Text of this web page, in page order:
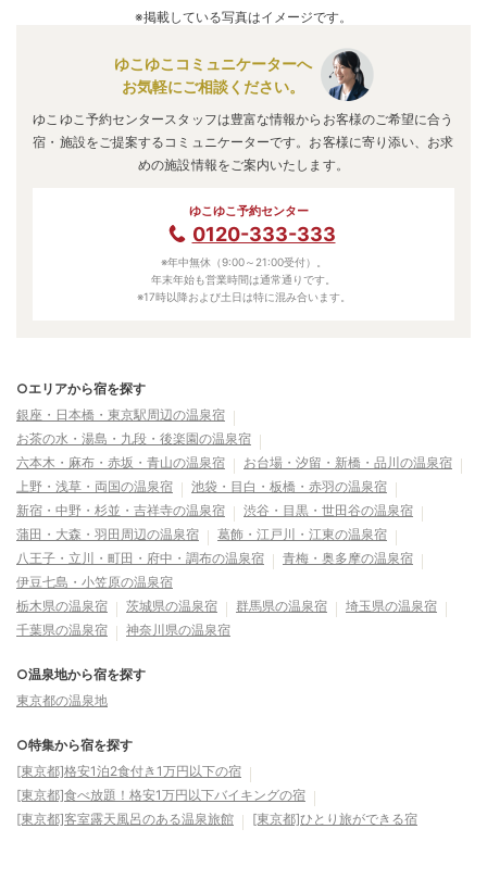
の旅館・ホテルがお得な価格で泊まれる宿泊先です。
※掲載している写真はイメージです。
ゆこゆこコミュニケーターへ
お気軽にご相談ください。
ゆこゆこ予約センタースタッフは豊富な情報からお客様のご希望に合う
宿・施設をご提案するコミュニケーターです。お客様に寄り添い、お求
めの施設情報をご案内いたします。
ゆこゆこ予約センター
0120-333-333
※年中無休（9:00～21:00受付）。
年末年始も営業時間は通常通りです。
※17時以降および土日は特に混み合います。
○エリアから宿を探す
銀座・日本橋・東京駅周辺の温泉宿
お茶の水・湯島・九段・後楽園の温泉宿
六本木・麻布・赤坂・青山の温泉宿
お台場・汐留・新橋・品川の温泉宿
上野・浅草・両国の温泉宿
池袋・目白・板橋・赤羽の温泉宿
新宿・中野・杉並・吉祥寺の温泉宿
渋谷・目黒・世田谷の温泉宿
蒲田・大森・羽田周辺の温泉宿
葛飾・江戸川・江東の温泉宿
八王子・立川・町田・府中・調布の温泉宿
青梅・奥多摩の温泉宿
伊豆七島・小笠原の温泉宿
栃木県の温泉宿
茨城県の温泉宿 群馬県の温泉宿
埼玉県の温泉宿
千葉県の温泉宿
神奈川県の温泉宿
○温泉地から宿を探す
東京都の温泉地
○特集から宿を探す
[東京都]格安1泊2食付き1万円以下の宿
[東京都]食べ放題！格安1万円以下バイキングの宿
[東京都]客室露天風呂のある温泉旅館
[東京都]ひとり旅ができる宿